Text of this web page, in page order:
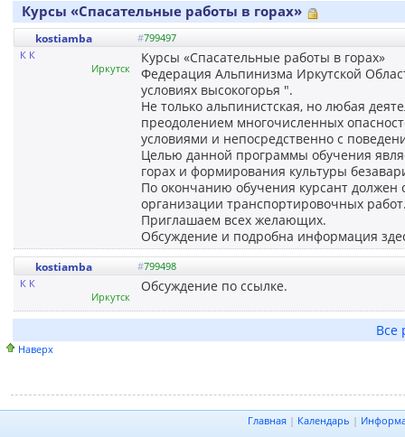
Курсы «Спасательные работы в горах»
kostiamba #799497
К К
Иркутск
Курсы «Спасательные работы в горах»
Федерация Альпинизма Иркутской
условиях высокогорья ".
Не только альпинистская, но любая
преодолением многочисленных
условиями и непосредственно с
Целью данной программы обучения
горах и формирования культуры
По окончанию обучения курсант
организации транспортировочных
Приглашаем всех желающих.
Обсуждение и подробна информация
kostiamba #799498
К К
Иркутск
Обсуждение по ссылке.
Все
Наверх
Главная | Календарь |